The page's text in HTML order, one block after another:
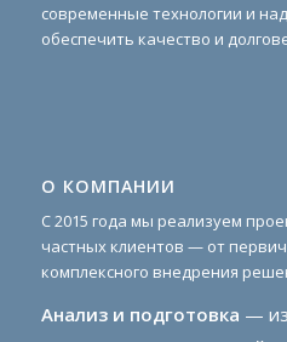
современные технологии и
обеспечить качество и
О КОМПАНИИ
С 2015 года мы реализуем
частных клиентов — от
комплексного внедрения
Анализ и подготовка —